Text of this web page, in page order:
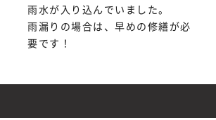
雨水が入り込んでいました。
雨漏りの場合は、早めの修繕が必
要です！